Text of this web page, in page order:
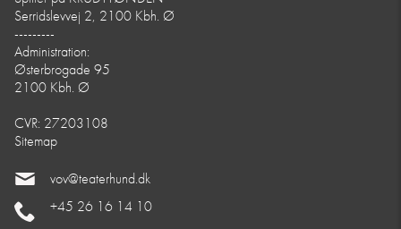
Serridslevvej 2, 2100 Kbh. Ø
---------
Administration:
Østerbrogade 95
2100 Kbh. Ø
CVR: 27203108
Sitemap
vov@teaterhund.dk
+45 26 16 14 10